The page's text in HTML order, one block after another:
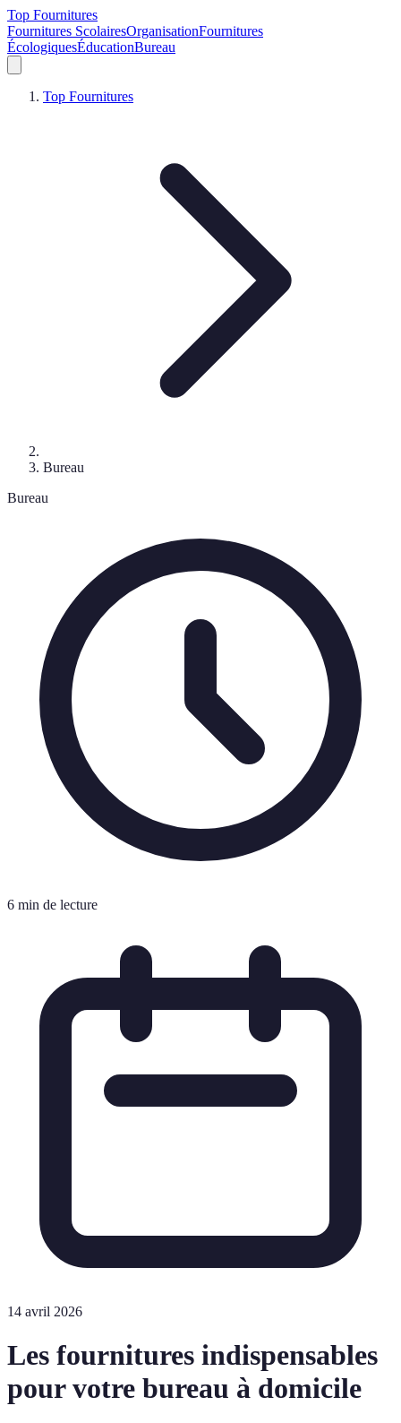
Top Fournitures
Fournitures ScolairesOrganisationFournitures
ÉcologiquesÉducationBureau
Top Fournitures
Bureau
Bureau
6 min de lecture
14 avril 2026
Les fournitures indispensables
pour votre bureau à domicile